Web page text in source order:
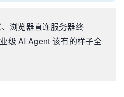
浏览器直连服务器终
级 AI Agent 该有的样子全